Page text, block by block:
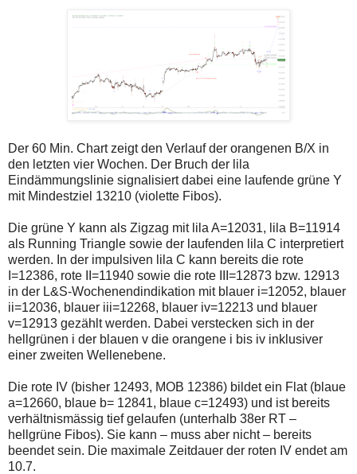
Der 60 Min. Chart zeigt den Verlauf der orangenen B/X in
den letzten vier Wochen. Der Bruch der lila
Eindämmungslinie signalisiert dabei eine laufende grüne Y
mit Mindestziel 13210 (violette Fibos).
Die grüne Y kann als Zigzag mit lila A=12031, lila B=11914
als Running Triangle sowie der laufenden lila C interpretiert
werden. In der impulsiven lila C kann bereits die rote
I=12386, rote II=11940 sowie die rote III=12873 bzw. 12913
in der L&S-Wochenendindikation mit blauer i=12052, blauer
ii=12036, blauer iii=12268, blauer iv=12213 und blauer
v=12913 gezählt werden. Dabei verstecken sich in der
hellgrünen i der blauen v die orangene i bis iv inklusiver
einer zweiten Wellenebene.
Die rote IV (bisher 12493, MOB 12386) bildet ein Flat (blaue
a=12660, blaue b= 12841, blaue c=12493) und ist bereits
verhältnismässig tief gelaufen (unterhalb 38er RT –
hellgrüne Fibos). Sie kann – muss aber nicht – bereits
beendet sein. Die maximale Zeitdauer der roten IV endet am
10.7.